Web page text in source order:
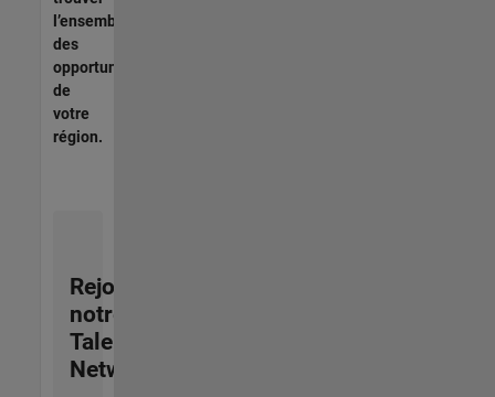
l’ensemble
des
opportunités
de
votre
région.
Rejoignez
notre
Talent
Network